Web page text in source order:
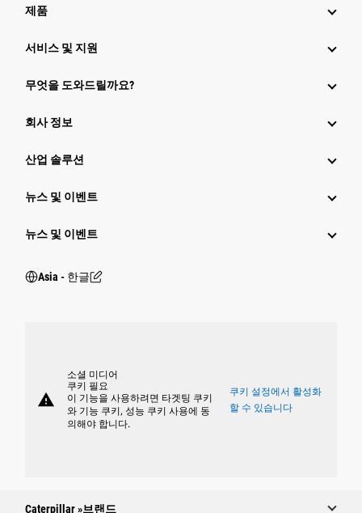
제품
서비스 및 지원
무엇을 도와드릴까요?
회사 정보
산업 솔루션
뉴스 및 이벤트
뉴스 및 이벤트
Asia - 한글
warning
소셜 미디어
쿠키 필요
이 기능을 사용하려면 타겟팅 쿠키
와 기능 쿠키, 성능 쿠키 사용에 동
의해야 합니다.
쿠키 설정에서 활성화
할 수 있습니다
Caterpillar »브랜드